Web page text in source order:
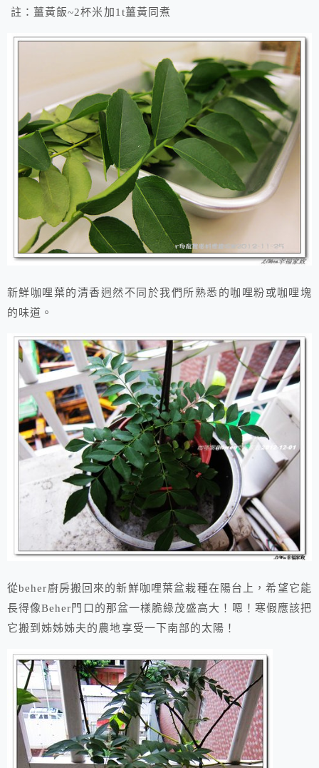
註：薑黃飯~2杯米加1t薑黃同煮
新鮮咖哩葉的清香迥然不同於我們所熟悉的咖哩粉或咖哩塊
的味道。
從beher廚房搬回來的新鮮咖哩葉盆栽種在陽台上，希望它能
長得像Beher門口的那盆一樣脆綠茂盛高大！嗯！寒假應該把
它搬到姊姊姊夫的農地享受一下南部的太陽！